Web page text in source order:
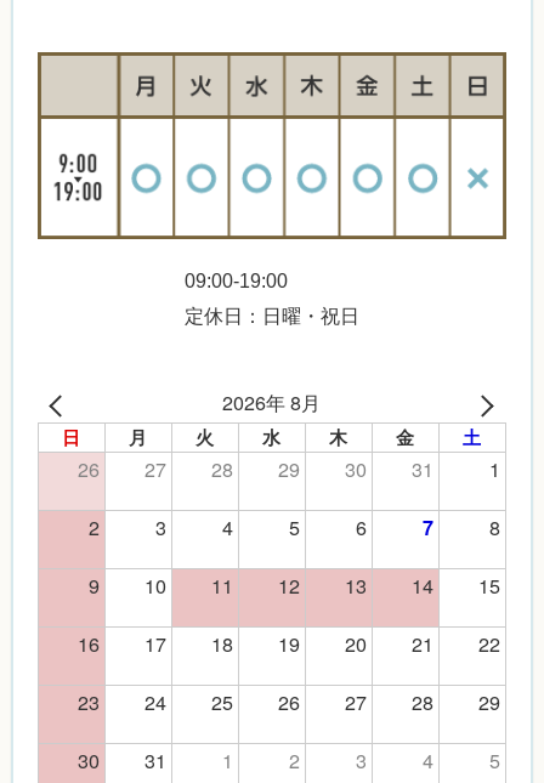
09:00-19:00
定休日：日曜・祝日
2026年 8月
日 月 火 水 木 金 土
26 27 28 29 30 31
1
2
3 4 5 6 7
8
9
10 11 12 13 14
15
16
17 18 19 20 21
22
23
24 25 26 27 28
29
30
31 1 2 3 4 5